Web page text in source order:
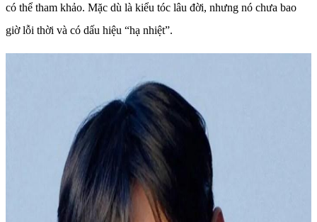
có thể tham khảo. Mặc dù là kiểu tóc lâu đời, nhưng nó chưa bao
giờ lỗi thời và có dấu hiệu “hạ nhiệt”.